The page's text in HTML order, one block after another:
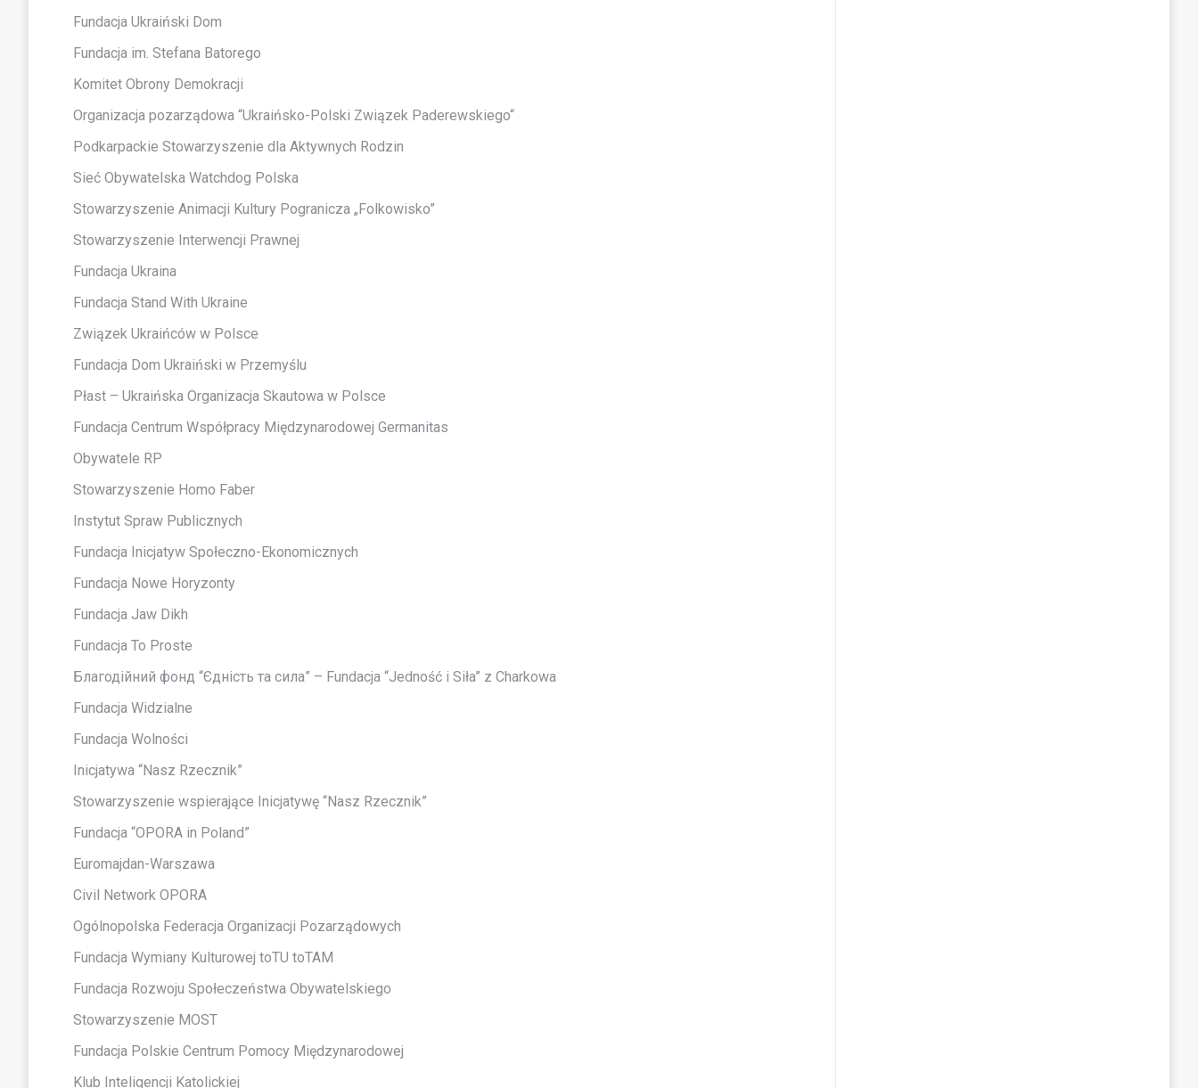
Fundacja Ukraiński Dom
Fundacja im. Stefana Batorego
Komitet Obrony Demokracji
Organizacja pozarządowa “Ukraińsko-Polski Związek Paderewskiego“
Podkarpackie Stowarzyszenie dla Aktywnych Rodzin
Sieć Obywatelska Watchdog Polska
Stowarzyszenie Animacji Kultury Pogranicza „Folkowisko”
Stowarzyszenie Interwencji Prawnej
Fundacja Ukraina
Fundacja Stand With Ukraine
Związek Ukraińców w Polsce
Fundacja Dom Ukraiński w Przemyślu
Płast – Ukraińska Organizacja Skautowa w Polsce
Fundacja Centrum Współpracy Międzynarodowej Germanitas
Obywatele RP
Stowarzyszenie Homo Faber
Instytut Spraw Publicznych
Fundacja Inicjatyw Społeczno-Ekonomicznych
Fundacja Nowe Horyzonty
Fundacja Jaw Dikh
Fundacja To Proste
Благодійний фонд “Єдність та сила” – Fundacja “Jedność i Siła” z Charkowa
Fundacja Widzialne
Fundacja Wolności
Inicjatywa “Nasz Rzecznik”
Stowarzyszenie wspierające Inicjatywę “Nasz Rzecznik”
Fundacja “OPORA in Poland”
Euromajdan-Warszawa
Civil Network OPORA
Ogólnopolska Federacja Organizacji Pozarządowych
Fundacja Wymiany Kulturowej toTU toTAM
Fundacja Rozwoju Społeczeństwa Obywatelskiego
Stowarzyszenie MOST
Fundacja Polskie Centrum Pomocy Międzynarodowej
Klub Inteligencji Katolickiej